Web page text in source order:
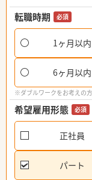
転職時期 必須
1ヶ月以内
6ヶ月以内
※ダブルワークをお考えの
希望雇用形態 必須
正社員
パート